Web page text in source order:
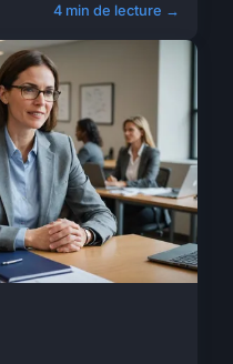
4 min de lecture →